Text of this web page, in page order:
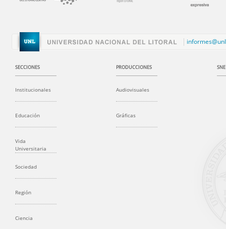
SECCIONES
Institucionales
Educación
Vida
Universitaria
Sociedad
Región
Ciencia
PRODUCCIONES
Audiovisuales
Gráficas
SNE